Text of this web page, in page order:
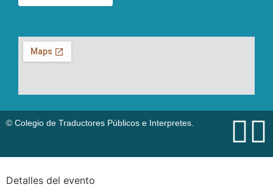
© Colegio de Traductores Públicos e Interpretes.
Detalles del evento